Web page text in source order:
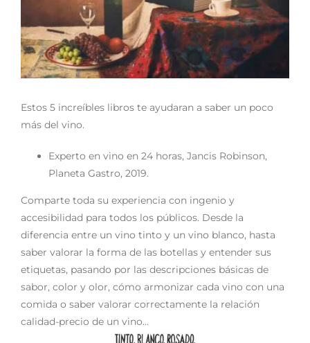
Noticias
Contacto
0 artículos
Estos 5 increíbles libros te ayudaran a saber un poco
más del vino.
Experto en vino en 24 horas, Jancis Robinson,
Planeta Gastro, 2019.
Comparte toda su experiencia con ingenio y
accesibilidad para todos los públicos. Desde la
diferencia entre un vino tinto y un vino blanco, hasta
saber valorar la forma de las botellas y entender sus
etiquetas, pasando por las descripciones básicas de
sabor, color y olor, cómo armonizar cada vino con una
comida o saber valorar correctamente la relación
calidad-precio de un vino...